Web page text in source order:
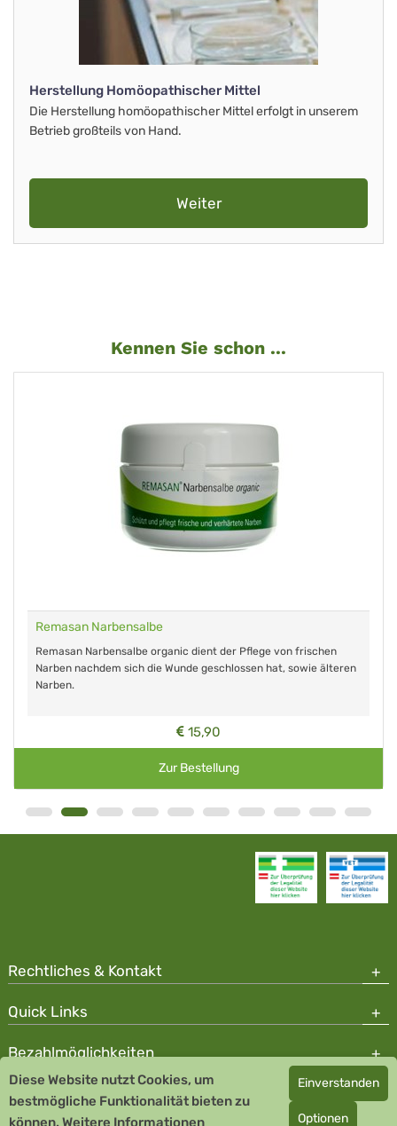
Herstellung Homöopathischer Mittel
Die Herstellung homöopathischer Mittel erfolgt in unserem
Betrieb großteils von Hand.
Weiter
Kennen Sie schon ...
Remasan Narbensalbe
Remasan Narbensalbe organic dient der Pflege von frischen
Narben nachdem sich die Wunde geschlossen hat, sowie älteren
Narben.
15,90
Zur Bestellung
Rechtliches & Kontakt
Quick Links
Bezahlmöglichkeiten
Copyright © 2026 Team Santé Salvator Apotheke - GDP zertifiziert
Remedia Homöopathie GmbH GMP zertifizierter Arzneihersteller
Diese Website nutzt Cookies, um
bestmögliche Funktionalität bieten zu
können. Weitere Informationen
Einverstanden
Optionen